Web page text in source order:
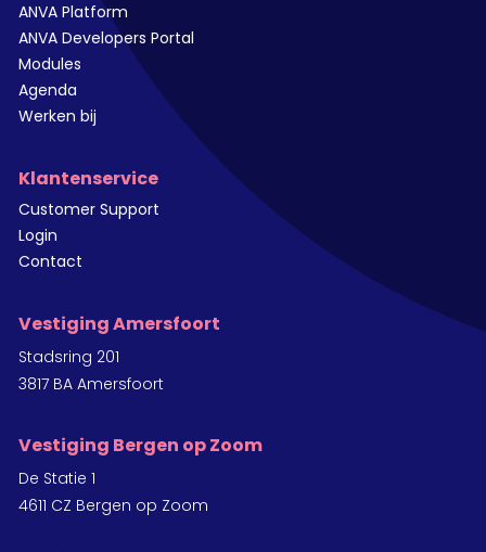
ANVA Platform
ANVA Developers Portal
Modules
Agenda
Werken bij
Klantenservice
Customer Support
Login
Contact
Vestiging Amersfoort
Stadsring 201
3817 BA Amersfoort
Vestiging Bergen op Zoom
De Statie 1
4611 CZ Bergen op Zoom